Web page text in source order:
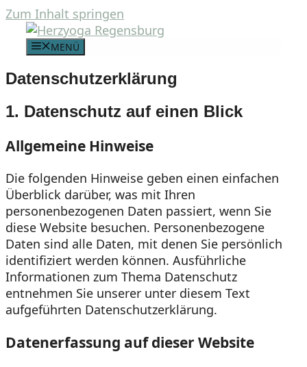
Zum Inhalt springen
MENÜ
Datenschutzerklärung
1. Datenschutz auf einen Blick
Allgemeine Hinweise
Die folgenden Hinweise geben einen einfachen
Überblick darüber, was mit Ihren
personenbezogenen Daten passiert, wenn Sie
diese Website besuchen. Personenbezogene
Daten sind alle Daten, mit denen Sie persönlich
identifiziert werden können. Ausführliche
Informationen zum Thema Datenschutz
entnehmen Sie unserer unter diesem Text
aufgeführten Datenschutzerklärung.
Datenerfassung auf dieser Website